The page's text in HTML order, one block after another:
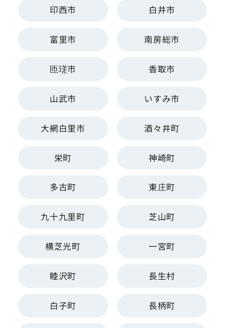
印西市 白井市
富里市 南房総市
匝瑳市 香取市
山武市 いすみ市
大網白里市 酒々井町
栄町 神崎町
多古町 東庄町
九十九里町 芝山町
横芝光町 一宮町
睦沢町 長生村
白子町 長柄町